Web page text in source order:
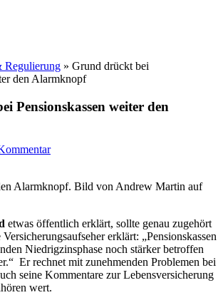
Regulierung » Grund drückt bei
den Alarmknopf
Pensionskassen weiter den
Alarmknopf. Bild von Andrew Martin auf
etwas öffentlich erklärt, sollte genau zugehört
erklärt: „Pensionskassen
Niedrigzinsphase noch stärker betroffen
Er rechnet mit zunehmenden Problemen bei
seine Kommentare zur Lebensversicherung
wert.